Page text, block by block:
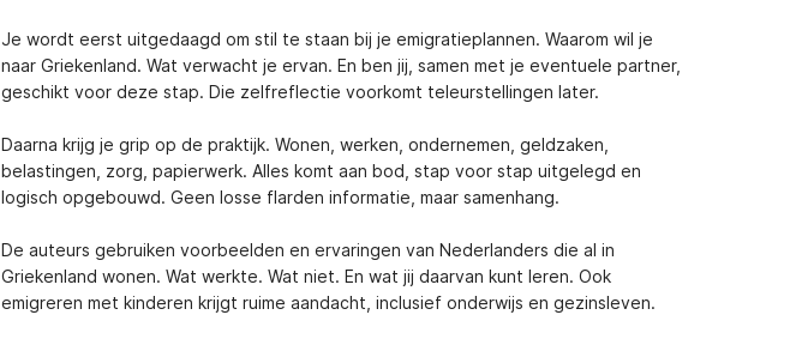
Je wordt eerst uitgedaagd om stil te staan bij je emigratieplannen. Waarom wil je
naar Griekenland. Wat verwacht je ervan. En ben jij, samen met je eventuele partner,
geschikt voor deze stap. Die zelfreflectie voorkomt teleurstellingen later.
Daarna krijg je grip op de praktijk. Wonen, werken, ondernemen, geldzaken,
belastingen, zorg, papierwerk. Alles komt aan bod, stap voor stap uitgelegd en
logisch opgebouwd. Geen losse flarden informatie, maar samenhang.
De auteurs gebruiken voorbeelden en ervaringen van Nederlanders die al in
Griekenland wonen. Wat werkte. Wat niet. En wat jij daarvan kunt leren. Ook
emigreren met kinderen krijgt ruime aandacht, inclusief onderwijs en gezinsleven.